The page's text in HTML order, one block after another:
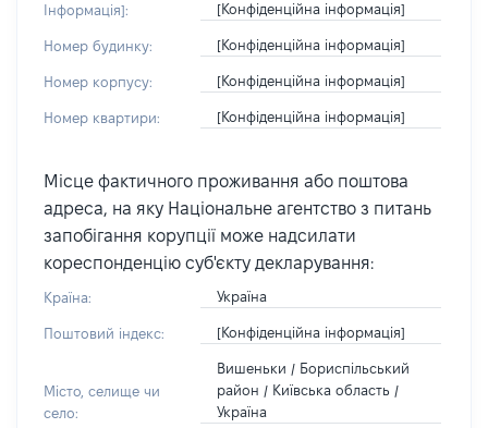
Інформація]:
[Конфіденційна інформація]
Номер будинку: [Конфіденційна інформація]
Номер корпусу: [Конфіденційна інформація]
Номер квартири: [Конфіденційна інформація]
Місце фактичного проживання або поштова
адреса, на яку Національне агентство з питань
запобігання корупції може надсилати
кореспонденцію суб'єкту декларування:
Країна: Україна
Поштовий індекс: [Конфіденційна інформація]
Місто, селище чи
село:
Вишеньки / Бориспільський
район / Київська область /
Україна